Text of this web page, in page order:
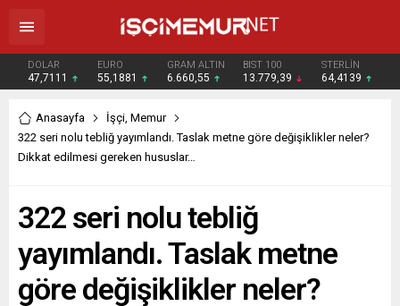
DOLAR
47,7111
EURO
55,1881
GRAM ALTIN
6.660,55
BIST 100
13.779,39
STERLİN
64,4139
Anasayfa İşçi, Memur
322 seri nolu tebliğ yayımlandı. Taslak metne göre değişiklikler neler?
Dikkat edilmesi gereken hususlar…
322 seri nolu tebliğ
yayımlandı. Taslak metne
göre değişiklikler neler?